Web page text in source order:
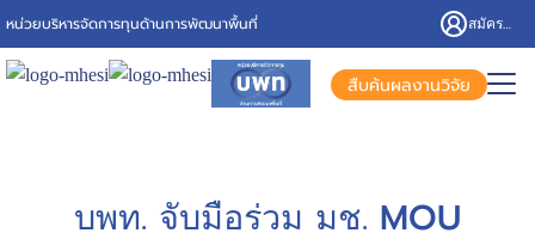
หน่วยบริหารจัดการทุนด้านการพัฒนาพื้นที่ สมัครสมาชิก/เข้าสู่ระบบ
สืบค้นผลงานวิจัย
บพท. จับมือร่วม มช. MOU